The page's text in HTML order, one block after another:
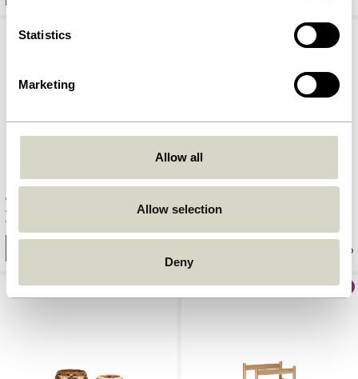
Statistics
Marketing
Allow all
Allow selection
Deny
Current Kurve Sort/Natur (sæt
af 2)
999,00
af 2)
KOMMER SNART